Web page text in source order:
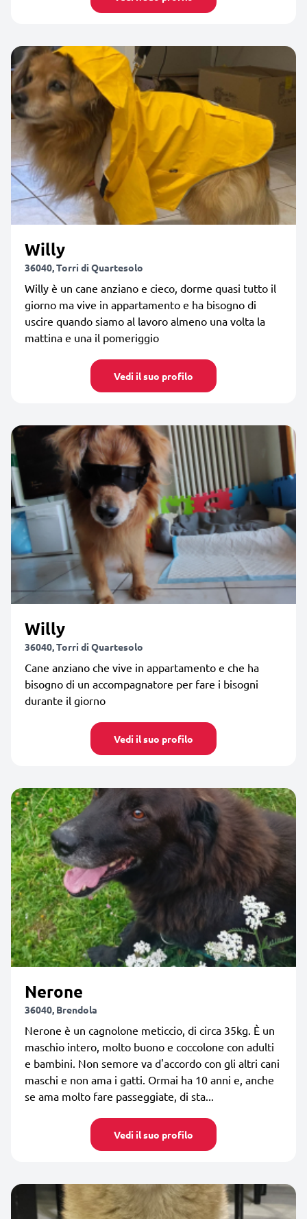
Willy
36040, Torri di Quartesolo
Willy è un cane anziano e cieco, dorme quasi tutto il
giorno ma vive in appartamento e ha bisogno di
uscire quando siamo al lavoro almeno una volta la
mattina e una il pomeriggio
Vedi il suo profilo
Willy
36040, Torri di Quartesolo
Cane anziano che vive in appartamento e che ha
bisogno di un accompagnatore per fare i bisogni
durante il giorno
Vedi il suo profilo
Nerone
36040, Brendola
Nerone è un cagnolone meticcio, di circa 35kg. È un
maschio intero, molto buono e coccolone con adulti
e bambini. Non semore va d'accordo con gli altri cani
maschi e non ama i gatti. Ormai ha 10 anni e, anche
se ama molto fare passeggiate, di sta...
Vedi il suo profilo